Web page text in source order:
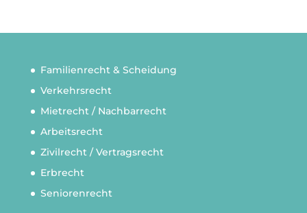
Familienrecht & Scheidung
Verkehrsrecht
Mietrecht / Nachbarrecht
Arbeitsrecht
Zivilrecht / Vertragsrecht
Erbrecht
Seniorenrecht